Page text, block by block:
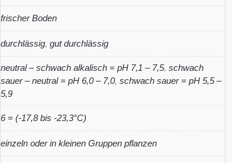
frischer Boden
durchlässig, gut durchlässig
neutral – schwach alkalisch = pH 7,1 – 7,5, schwach
sauer – neutral = pH 6,0 – 7,0, schwach sauer = pH 5,5 –
5,9
6 = (-17,8 bis -23,3°C)
einzeln oder in kleinen Gruppen pflanzen